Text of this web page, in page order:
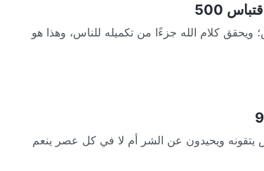
500
ويحقق كلام الله جزءًا من تكميله للناس، وهذا هو
يتقونه ويحيدون عن الشر أم لا في كل عصر ينعم